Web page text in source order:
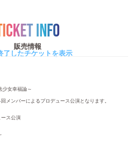
INFO
販売情報
了したチケットを表示
少女幸福論～
メンバーによるプロデュース公演となります。
ス公演